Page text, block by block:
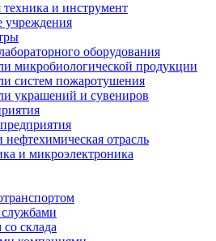
и инструмент
оборудования
микробиологической продукции
систем пожаротушения
украшений и сувениров
отрасль
и микроэлектроника
склада